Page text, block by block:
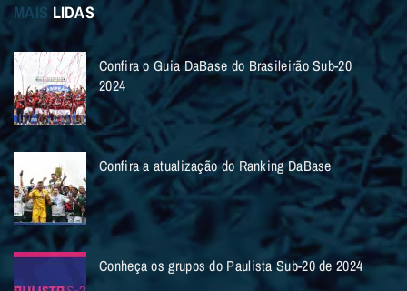
MAIS LIDAS
Confira o Guia DaBase do Brasileirão Sub-20
2024
Confira a atualização do Ranking DaBase
Conheça os grupos do Paulista Sub-20 de 2024